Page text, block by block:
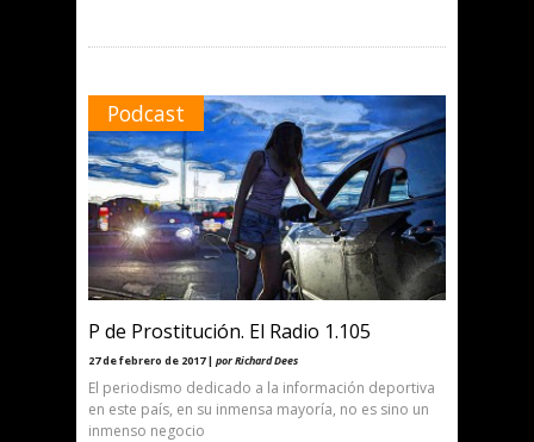
Podcast
P de Prostitución. El Radio 1.105
27 de febrero de 2017 | por Richard Dees
El periodismo dedicado a la información deportiva
en este país, en su inmensa mayoría, no es sino un
inmenso negocio